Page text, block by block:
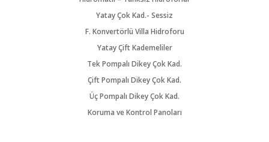
Yatay Çok Kad.- Sessiz
F. Konvertörlü Villa Hidroforu
Yatay Çift Kademeliler
Tek Pompalı Dikey Çok Kad.
Çift Pompalı Dikey Çok Kad.
Üç Pompalı Dikey Çok Kad.
Koruma ve Kontrol Panoları